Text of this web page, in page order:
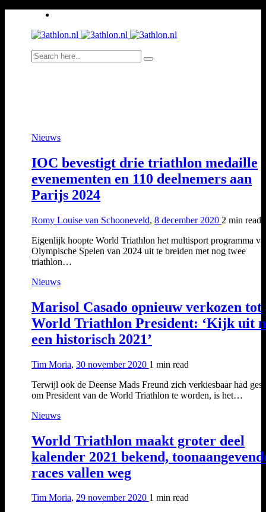
Nieuws
IOC bevestigt drie triathlon medaille
evenementen en 110 deelnemers aan
Parijs 2024
Romy Louise van Schooneveld, 8 december 2020 2 min read
Eigenlijk hoopte World Triathlon het multisport programma
Olympische Spelen van 2024 uit te breiden met nog twee
triathlon…
Nieuws
Marisol Casado opnieuw verkozen tot
World Triathlon President: ‘Kijk uit
een historisch 2021’
Tim Moria, 30 november 2020 1 min read
Terwijl ook de Deense Mads Freund zich verkiesbaar had
om President van de World Triathlon te worden, is het…
Nieuws
World Triathlon maakt groter deel
kalender 2021 bekend,
races vallen weg
Tim Moria, 29 november 2020 1 min read